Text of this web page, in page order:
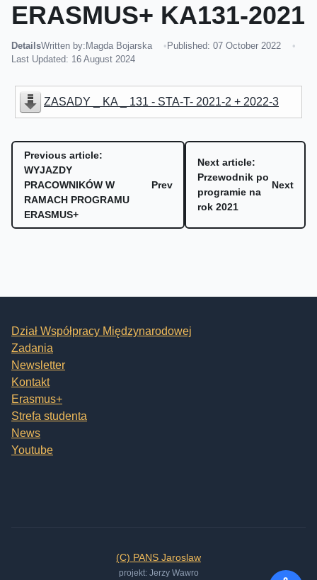
ERASMUS+ KA131-2021
DetailsWritten by: Magda Bojarska
Published: 07 October 2022
Last Updated: 16 August 2024
ZASADY _ KA _ 131 - STA-T- 2021-2 + 2022-3
Previous article:
WYJAZDY
PRACOWNIKÓW W
RAMACH PROGRAMU
ERASMUS+
Prev
Next article:
Przewodnik po
programie na
rok 2021
Next
Dział Współpracy Międzynarodowej
Zadania
Newsletter
Kontakt
Erasmus+
Strefa studenta
News
Youtube
(C) PANS Jaroslaw
projekt: Jerzy Wawro